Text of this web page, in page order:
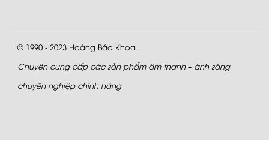
© 1990 - 2023 Hoàng Bảo Khoa
Chuyên cung cấp các sản phẩm âm thanh – ánh sáng
chuyên nghiệp chính hãng